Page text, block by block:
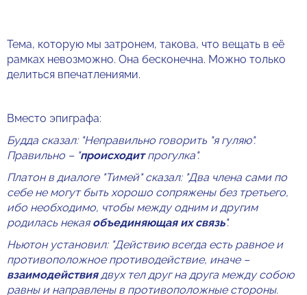
Тема, которую мы затронем, такова, что вещать в её
рамках невозможно. Она бесконечна. Можно только
делиться впечатлениями.
Вместо эпиграфа:
Будда сказал: "Неправильно говорить "я гуляю".
Правильно – "происходитпрогулка".
Платон в диалоге "Тимей" сказал: "Два члена сами по
себе не могут быть хорошо сопряжены без третьего,
ибо необходимо, чтобы между одним и другим
родилась некая объединяющая их связь".
Ньютон установил: "Действию всегда есть равное и
противоположное противодействие, иначе –
взаимодействиядвух тел друг на друга между собою
равны и направлены в противоположные стороны.